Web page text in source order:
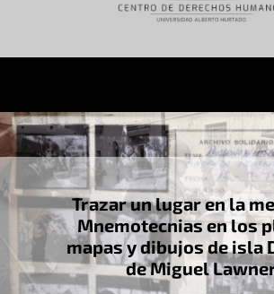
Trazar un lugar en la
Mnemotecnias en los
mapas y dibujos de isla
de Miguel